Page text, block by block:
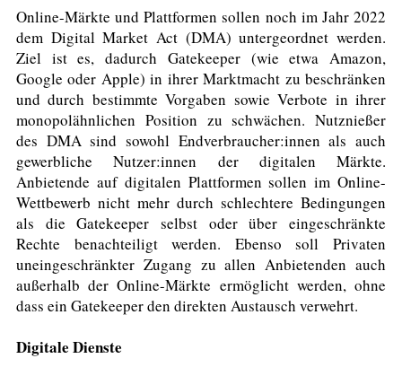
Online-Märkte und Plattformen sollen noch im Jahr 2022
dem Digital Market Act (DMA) untergeordnet werden.
Ziel ist es, dadurch Gatekeeper (wie etwa Amazon,
Google oder Apple) in ihrer Marktmacht zu beschränken
und durch bestimmte Vorgaben sowie Verbote in ihrer
monopolähnlichen Position zu schwächen. Nutznießer
des DMA sind sowohl Endverbraucher:innen als auch
gewerbliche Nutzer:innen der digitalen Märkte.
Anbietende auf digitalen Plattformen sollen im Online-
Wettbewerb nicht mehr durch schlechtere Bedingungen
als die Gatekeeper selbst oder über eingeschränkte
Rechte benachteiligt werden. Ebenso soll Privaten
uneingeschränkter Zugang zu allen Anbietenden auch
außerhalb der Online-Märkte ermöglicht werden, ohne
dass ein Gatekeeper den direkten Austausch verwehrt.
Digitale Dienste